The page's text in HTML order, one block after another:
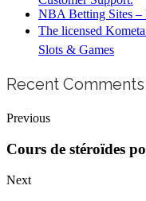
NBA Betting Sites –
The licensed
Slots & Games
Recent Comments
Previous
Cours de stéroïdes
Next